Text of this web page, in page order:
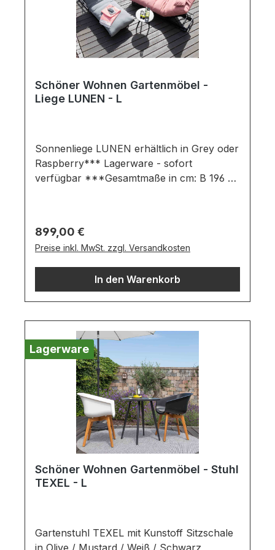
Schöner Wohnen Gartenmöbel -
Liege LUNEN - L
Sonnenliege LUNEN erhältlich in Grey oder
Raspberry*** Lagerware - sofort
verfügbar ***Gesamtmaße in cm: B 196 x
AluminiumGartenstuhl bestehend
aus:Auflagekissen in einem wetterfesten
SUNBRELLA StoffGestell im schwarzen
Aluminium mit einer Klappfunktion im
können auf verschiedenen Bildschirmen
abweichen. Deko oder andere Beimöbel
sind nicht enthalten. Abbildung kann
abweichen.
Regulärer Preis:
899,00 €
Preise inkl. MwSt. zzgl. Versandkosten
In den Warenkorb
Lagerware
Schöner Wohnen Gartenmöbel - Stuhl
TEXEL - L
Gartenstuhl TEXEL mit Kunstoff Sitzschale